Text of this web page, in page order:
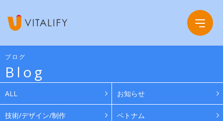
Company
会社概要
Service
ブログ
Blog
ALL お知らせ
技術/デザイン/制作 ベトナム